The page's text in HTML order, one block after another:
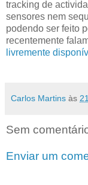
tracking de
sensores nem
podendo ser feito
recentemente
livremente
Carlos Martins às
Sem
Enviar um